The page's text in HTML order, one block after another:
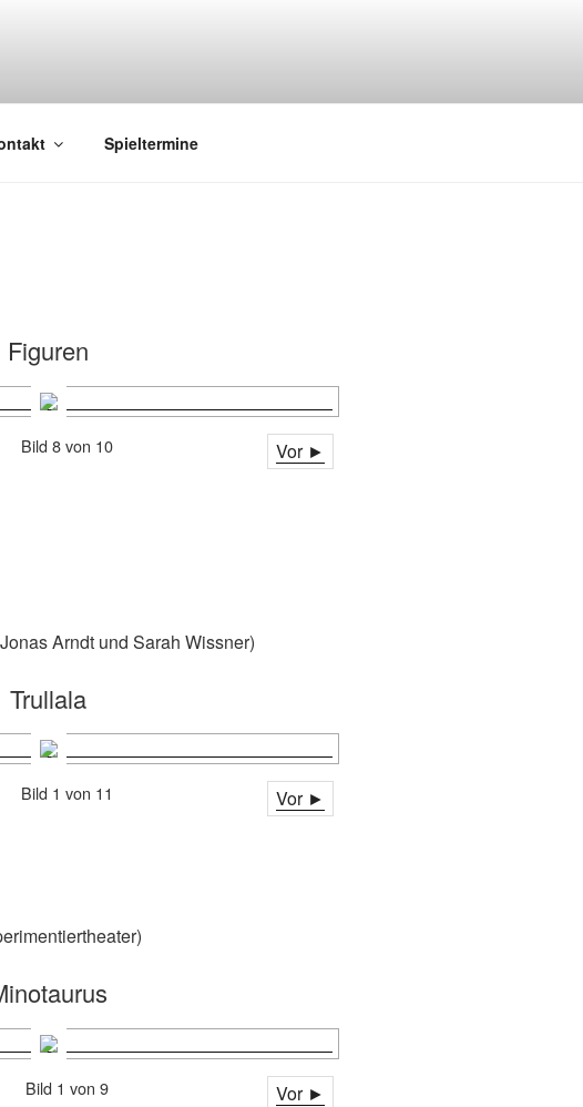
Spieltermine
Figuren
Vor ►
Bild 8 von 10
Arndt und Sarah Wissner)
Trullala
Vor ►
Bild 1 von 11
Vor ►
Bild 1 von 9